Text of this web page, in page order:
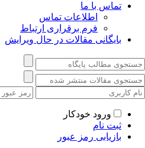
تماس با ما
اطلاعات تماس
فرم برقراری ارتباط
بایگانی مقالات در حال ویرایش
ورود خودکار
ثبت نام
بازیابی رمز عبور